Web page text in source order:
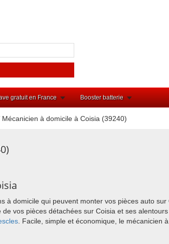
gratuit en France Booster batterie
Mécanicien à domicile à Coisia (39240)
à domicile qui peuvent monter vos pièces auto
vos pièces détachées sur Coisia et ses
. Facile, simple et économique, le mécanicien